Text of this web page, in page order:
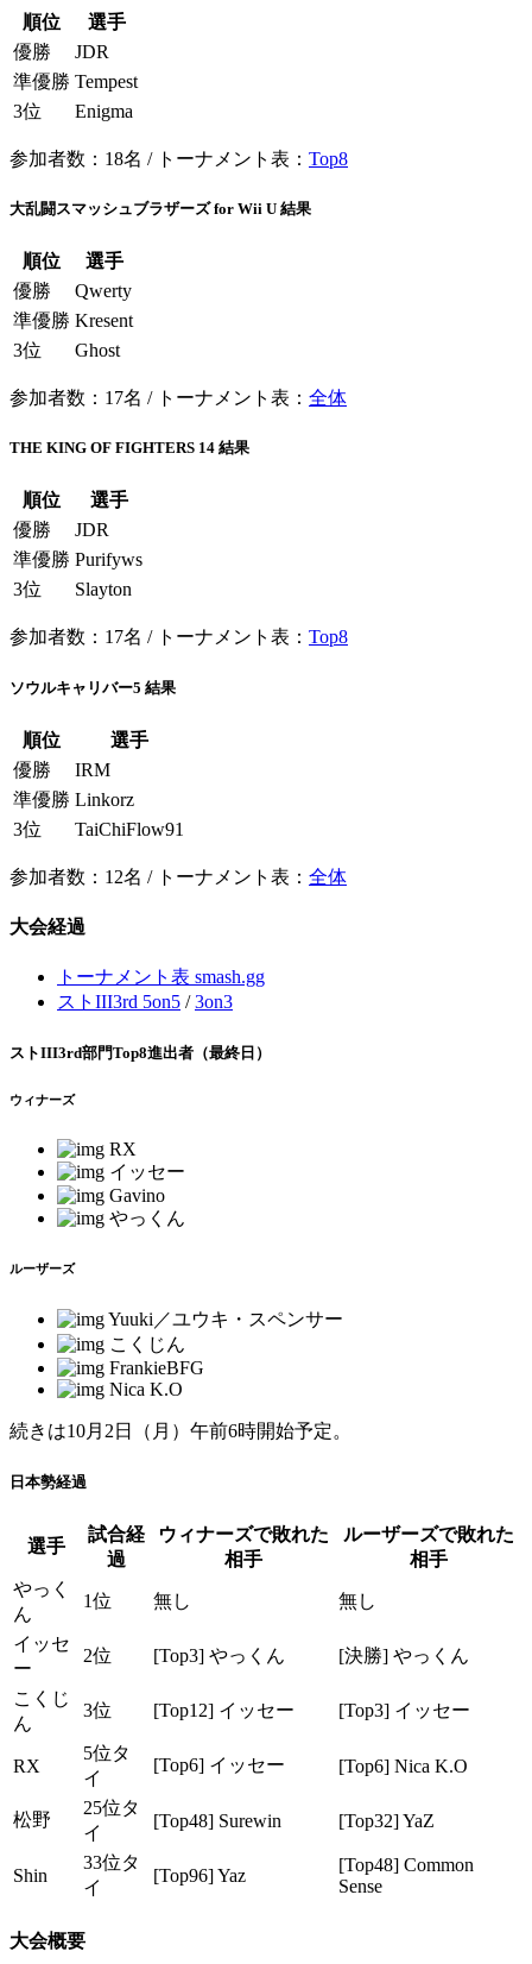
順位
選手
優勝
JDR
準優勝 Tempest
3位
Enigma
参加者数：18名 / トーナメント表： Top8
大乱闘スマッシュブラザーズ for Wii U 結果
順位
選手
優勝
Qwerty
準優勝 Kresent
3位
Ghost
参加者数：17名 / トーナメント表： 全体
THE KING OF FIGHTERS 14 結果
順位
選手
優勝
JDR
準優勝 Purifyws
3位
Slayton
参加者数：17名 / トーナメント表： Top8
ソウルキャリバー5 結果
順位
選手
優勝
IRM
準優勝 Linkorz
3位
TaiChiFlow91
参加者数：12名 / トーナメント表： 全体
大会経過
トーナメント表 smash.gg
ストIII3rd 5on5 /3on3
ストIII3rd部門Top8進出者（最終日）
ウィナーズ
RX
イッセー
Gavino
やっくん
ルーザーズ
Yuuki／ユウキ・スペンサー
こくじん
FrankieBFG
Nica K.O
続きは10月2日（月）午前6時開始予定。
日本勢経過
選手
試合経
過
ウィナーズで敗れた
相手
ルーザーズで敗れた
相手
やっく
ん
1位 無し 無し
イッセ
ー
2位 [Top3] やっくん [決勝] やっくん
こくじ
ん
3位 [Top12] イッセー [Top3] イッセー
RX
5位タ
イ
[Top6] イッセー [Top6] Nica K.O
松野
25位タ
イ
[Top48] Surewin [Top32] YaZ
Shin
33位タ
イ
[Top96] Yaz
[Top48] Common
Sense
大会概要